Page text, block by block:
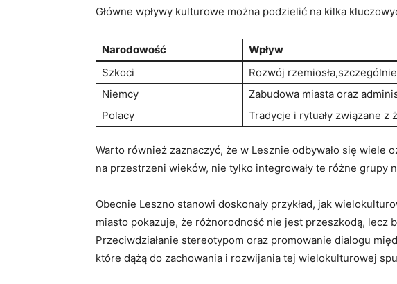
Główne wpływy kulturowe można podzielić na kilka
Narodowość
Wpływ
Szkoci
Rozwój
Niemcy
Zabudowa miasta oraz
Polacy
Tradycje i rytuały związane z
Warto również zaznaczyć, że w Lesznie odbywało się wiele
na przestrzeni wieków, nie tylko integrowały te różne grupy
Obecnie Leszno stanowi doskonały przykład, jak
miasto pokazuje, że różnorodność nie jest przeszkodą, lecz
Przeciwdziałanie stereotypom oraz promowanie dialogu
które dążą do zachowania i rozwijania tej wielokulturowej